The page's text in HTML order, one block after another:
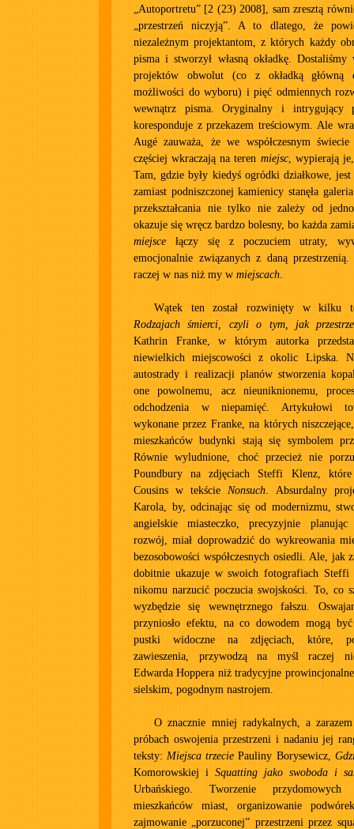
„Autoportretu” [2 (23) 2008], sam zresztą
„przestrzeń niczyją”. A to dlatego, że
niezależnym projektantom, z których każdy
pisma i stworzył własną okładkę.
projektów obwolut (co z okładką główną
możliwości do wyboru) i pięć odmiennych
wewnątrz pisma. Oryginalny i intrygujący
koresponduje z przekazem treściowym. Ale
Augé zauważa, że we współczesnym
częściej wkraczają na teren miejsc, wypierają
Tam, gdzie były kiedyś ogródki działkowe,
zamiast podniszczonej kamienicy stanęła
przekształcania nie tylko nie zależy od
okazuje się wręcz bardzo bolesny, bo każda
miejsce łączy się z poczuciem utraty,
emocjonalnie związanych z daną
raczej w nas niż my w miejscach.
Wątek ten został rozwinięty w kilku
Rodzajach śmierci, czyli o tym, jak
Kathrin Franke, w którym autorka
niewielkich miejscowości z okolic Lipska.
autostrady i realizacji planów stworzenia
one powolnemu, acz nieuniknionemu,
odchodzenia w niepamięć. Artykułowi
wykonane przez Franke, na których
mieszkańców budynki stają się symbolem
Równie wyludnione, choć przecież nie
Poundbury na zdjęciach Steffi Klenz,
Cousins w tekścieNonsuch. Absurdalny
Karola, by, odcinając się od modernizmu,
angielskie miasteczko, precyzyjnie
rozwój, miał doprowadzić do wykreowania
bezosobowości współczesnych osiedli. Ale, jak
dobitnie ukazuje w swoich fotografiach Steffi
nikomu narzucić poczucia swojskości. To, co
wyzbędzie się wewnętrznego fałszu.
przyniosło efektu, na co dowodem mogą
pustki widoczne na zdjęciach, które,
zawieszenia, przywodzą na myśl raczej
Edwarda Hoppera niż tradycyjne
sielskim, pogodnym nastrojem.
O znacznie mniej radykalnych, a
próbach oswojenia przestrzeni i nadaniu jej
teksty:Miejsca trzecie Pauliny Borysewicz,
Komorowskiej i Squatting jako swoboda i
Urbańskiego. Tworzenie
mieszkańców miast, organizowanie
zajmowanie „porzuconej” przestrzeni przez